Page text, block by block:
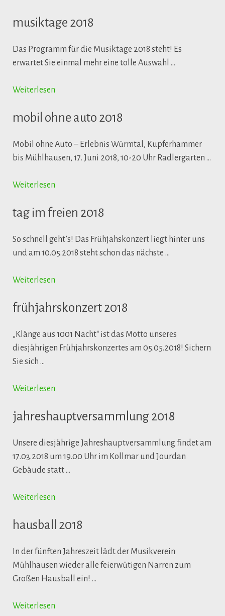
musiktage 2018
Das Programm für die Musiktage 2018 steht! Es
erwartet Sie einmal mehr eine tolle Auswahl …
Weiterlesen
mobil ohne auto 2018
Mobil ohne Auto – Erlebnis Würmtal, Kupferhammer
bis Mühlhausen, 17. Juni 2018, 10-20 Uhr Radlergarten …
Weiterlesen
tag im freien 2018
So schnell geht’s! Das Frühjahskonzert liegt hinter uns
und am 10.05.2018 steht schon das nächste …
Weiterlesen
frühjahrskonzert 2018
„Klänge aus 1001 Nacht“ ist das Motto unseres
diesjährigen Frühjahrskonzertes am 05.05.2018! Sichern
Sie sich …
Weiterlesen
jahreshauptversammlung 2018
Unsere diesjährige Jahreshauptversammlung findet am
17.03.2018 um 19.00 Uhr im Kollmar und Jourdan
Gebäude statt …
Weiterlesen
hausball 2018
In der fünften Jahreszeit lädt der Musikverein
Mühlhausen wieder alle feierwütigen Narren zum
Großen Hausball ein! …
Weiterlesen